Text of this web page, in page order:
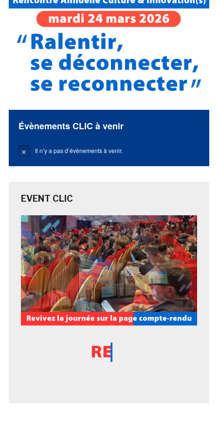
Évènements CLIC à venir
Notice Il n’y a pas d’évènements à venir.
EVENT CLIC